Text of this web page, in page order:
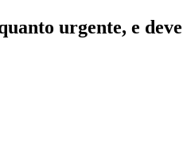
urgente, e